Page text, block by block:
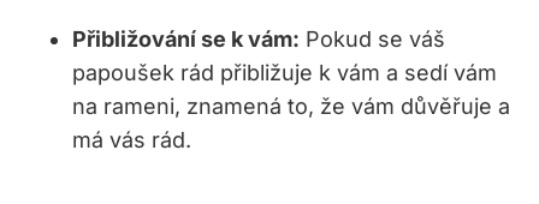
Přibližování se k vám: Pokud se ​váš
papoušek rád přibližuje k vám a sedí vám
na ‍rameni, znamená to, že vám důvěřuje a⁢
má vás⁤ rád.